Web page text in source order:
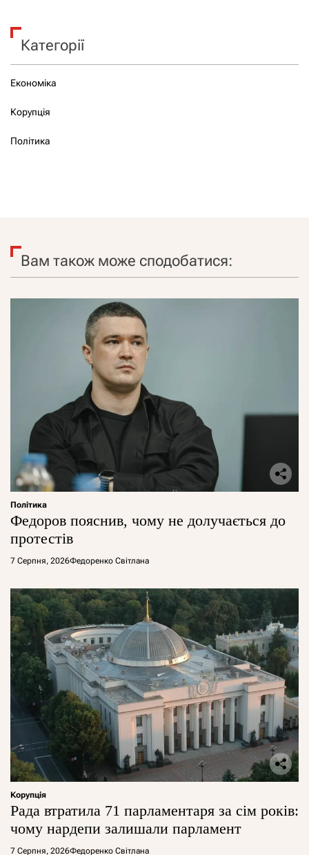
Категорії
Економіка
Корупція
Політика
Вам також може сподобатися:
Політика
Федоров пояснив, чому не долучається до
протестів
7 Серпня, 2026Федоренко Світлана
Корупція
Рада втратила 71 парламентаря за сім років:
чому нардепи залишали парламент
7 Серпня, 2026Федоренко Світлана